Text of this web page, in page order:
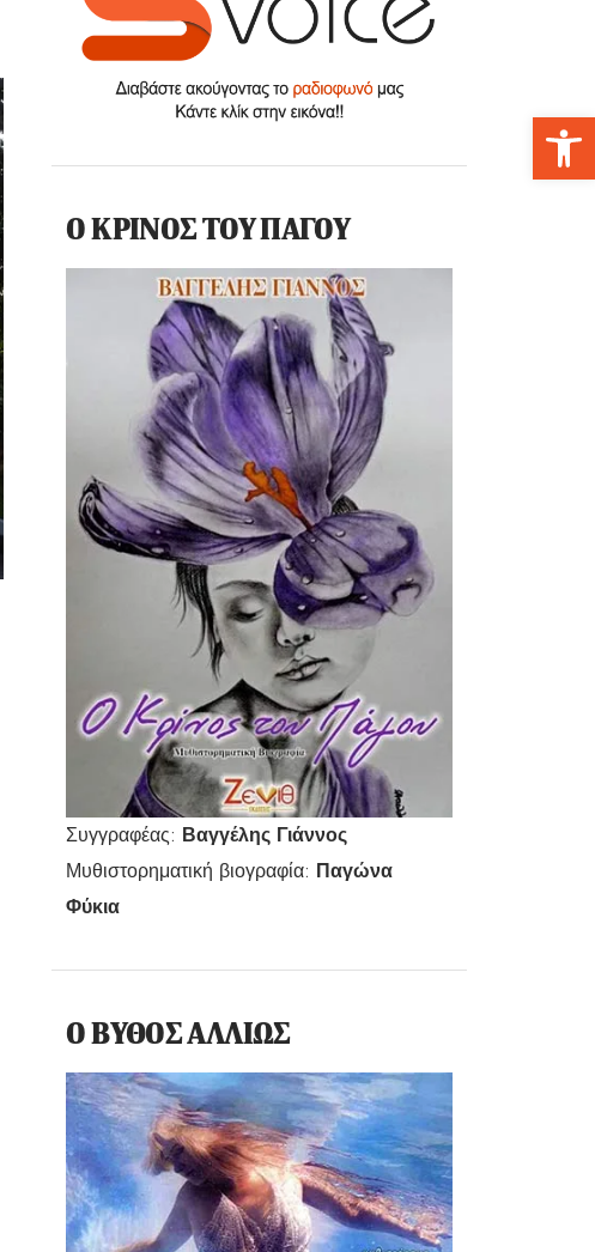
Ο ΚΡΙΝΟΣ ΤΟΥ ΠΑΓΟΥ
Συγγραφέας: Βαγγέλης Γιάννος
Μυθιστορηματική βιογραφία: Παγώνα
Φύκια
Ο ΒΥΘΟΣ ΑΛΛΙΩΣ